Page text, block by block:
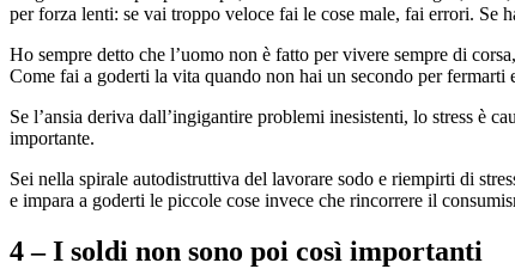
per forza lenti: se vai troppo veloce fai le cose male, fai errori. Se
Ho sempre detto che l’uomo non è fatto per vivere sempre di
Come fai a goderti la vita quando non hai un secondo per fermarti
Se l’ansia deriva dall’ingigantire problemi inesistenti, lo stress è
importante.
Sei nella spirale autodistruttiva del lavorare sodo e riempirti di
e impara a goderti le piccole cose invece che rincorrere il
4 – I soldi non sono poi così importanti